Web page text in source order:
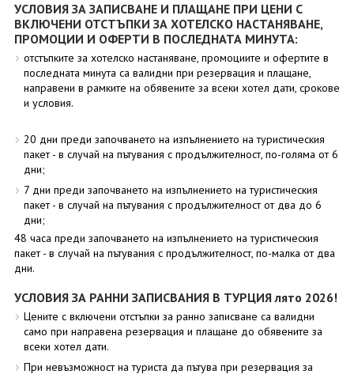
УСЛОВИЯ ЗА ЗАПИСВАНЕ И ПЛАЩАНЕ ПРИ ЦЕНИ С
ВКЛЮЧЕНИ ОТСТЪПКИ ЗА ХОТЕЛСКО НАСТАНЯВАНЕ,
ПРОМОЦИИ И ОФЕРТИ В ПОСЛЕДНАТА МИНУТА:
отстъпките за хотелско настаняване, промоциите и офертите в
последната минута са валидни при резервация и плащане,
направени в рамките на обявените за всеки хотел дати, срокове
и условия.
20 дни преди започването на изпълнението на туристическия
пакет - в случай на пътувания с продължителност, по-голяма от 6
дни;
7 дни преди започването на изпълнението на туристическия
пакет - в случай на пътувания с продължителност от два до 6
дни;
48 часа преди започването на изпълнението на туристическия
пакет - в случай на пътувания с продължителност, по-малка от два
дни.
УСЛОВИЯ ЗА РАННИ ЗАПИСВАНИЯ В ТУРЦИЯ лято 2026!
Цените с включени отстъпки за ранно записване са валидни
само при направена резервация и плащане до обявените за
всеки хотел дати.
При невъзможност на туриста да пътува при резервация за